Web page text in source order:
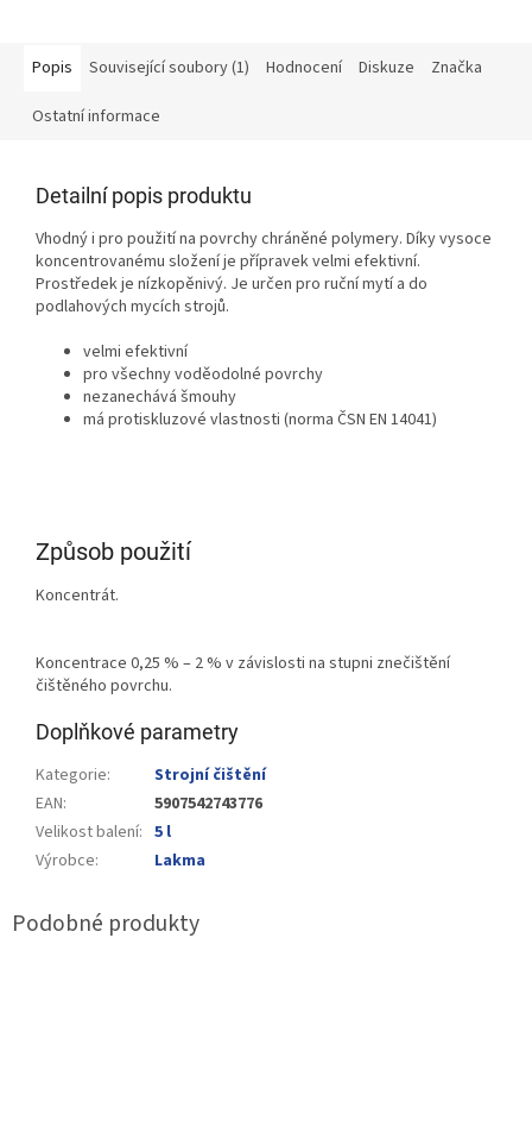
Popis Související soubory (1) Hodnocení Diskuze Značka
Ostatní informace
Detailní popis produktu
Vhodný i pro použití na povrchy chráněné polymery. Díky vysoce
koncentrovanému složení je přípravek velmi efektivní.
Prostředek je nízkopěnivý. Je určen pro ruční mytí a do
podlahových mycích strojů.
velmi efektivní
pro všechny voděodolné povrchy
nezanechává šmouhy
má protiskluzové vlastnosti (norma ČSN EN 14041)
Způsob použití
Koncentrát.
Koncentrace 0,25 % – 2 % v závislosti na stupni znečištění
čištěného povrchu.
Doplňkové parametry
Kategorie:
Strojní čištění
EAN:
5907542743776
Velikost balení: 5 l
Výrobce: Lakma